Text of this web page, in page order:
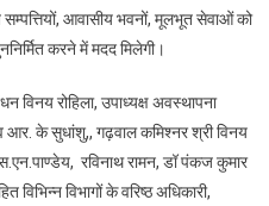
सम्पत्तियों, आवासीय भवनों, मूलभूत सेवाओं को
करने में मदद मिलेगी।
विनय रोहिला, उपाध्यक्ष अवस्थापना
आर. के सुधांशु,, गढ़वाल कमिश्नर श्री विनय
रविनाथ रामन, डॉ पंकज कुमार
विभागों के वरिष्ठ अधिकारी,